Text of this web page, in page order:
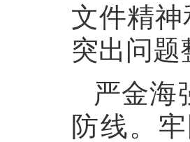
文件精
突出问题
严金海
防线。